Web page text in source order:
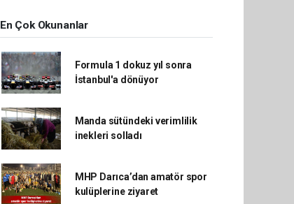
En Çok Okunanlar
Formula 1 dokuz yıl sonra
İstanbul'a dönüyor
Manda sütündeki verimlilik
inekleri solladı
MHP Darıca’dan amatör spor
kulüplerine ziyaret